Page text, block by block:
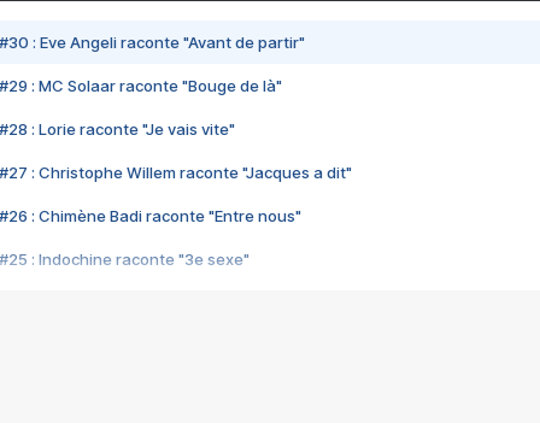
#30 : Eve Angeli raconte "Avant de partir"
#29 : MC Solaar raconte "Bouge de là"
#28 : Lorie raconte "Je vais vite"
#27 : Christophe Willem raconte "Jacques a dit"
#26 : Chimène Badi raconte "Entre nous"
#25 : Indochine raconte "3e sexe"